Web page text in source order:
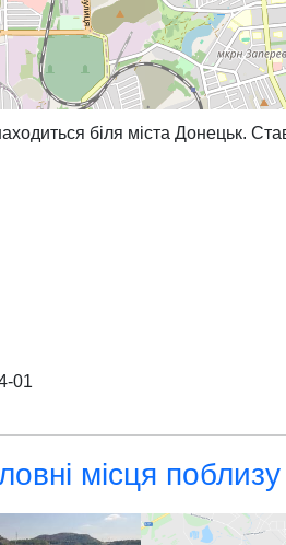
біля міста Донецьк.
01
місця поблизу